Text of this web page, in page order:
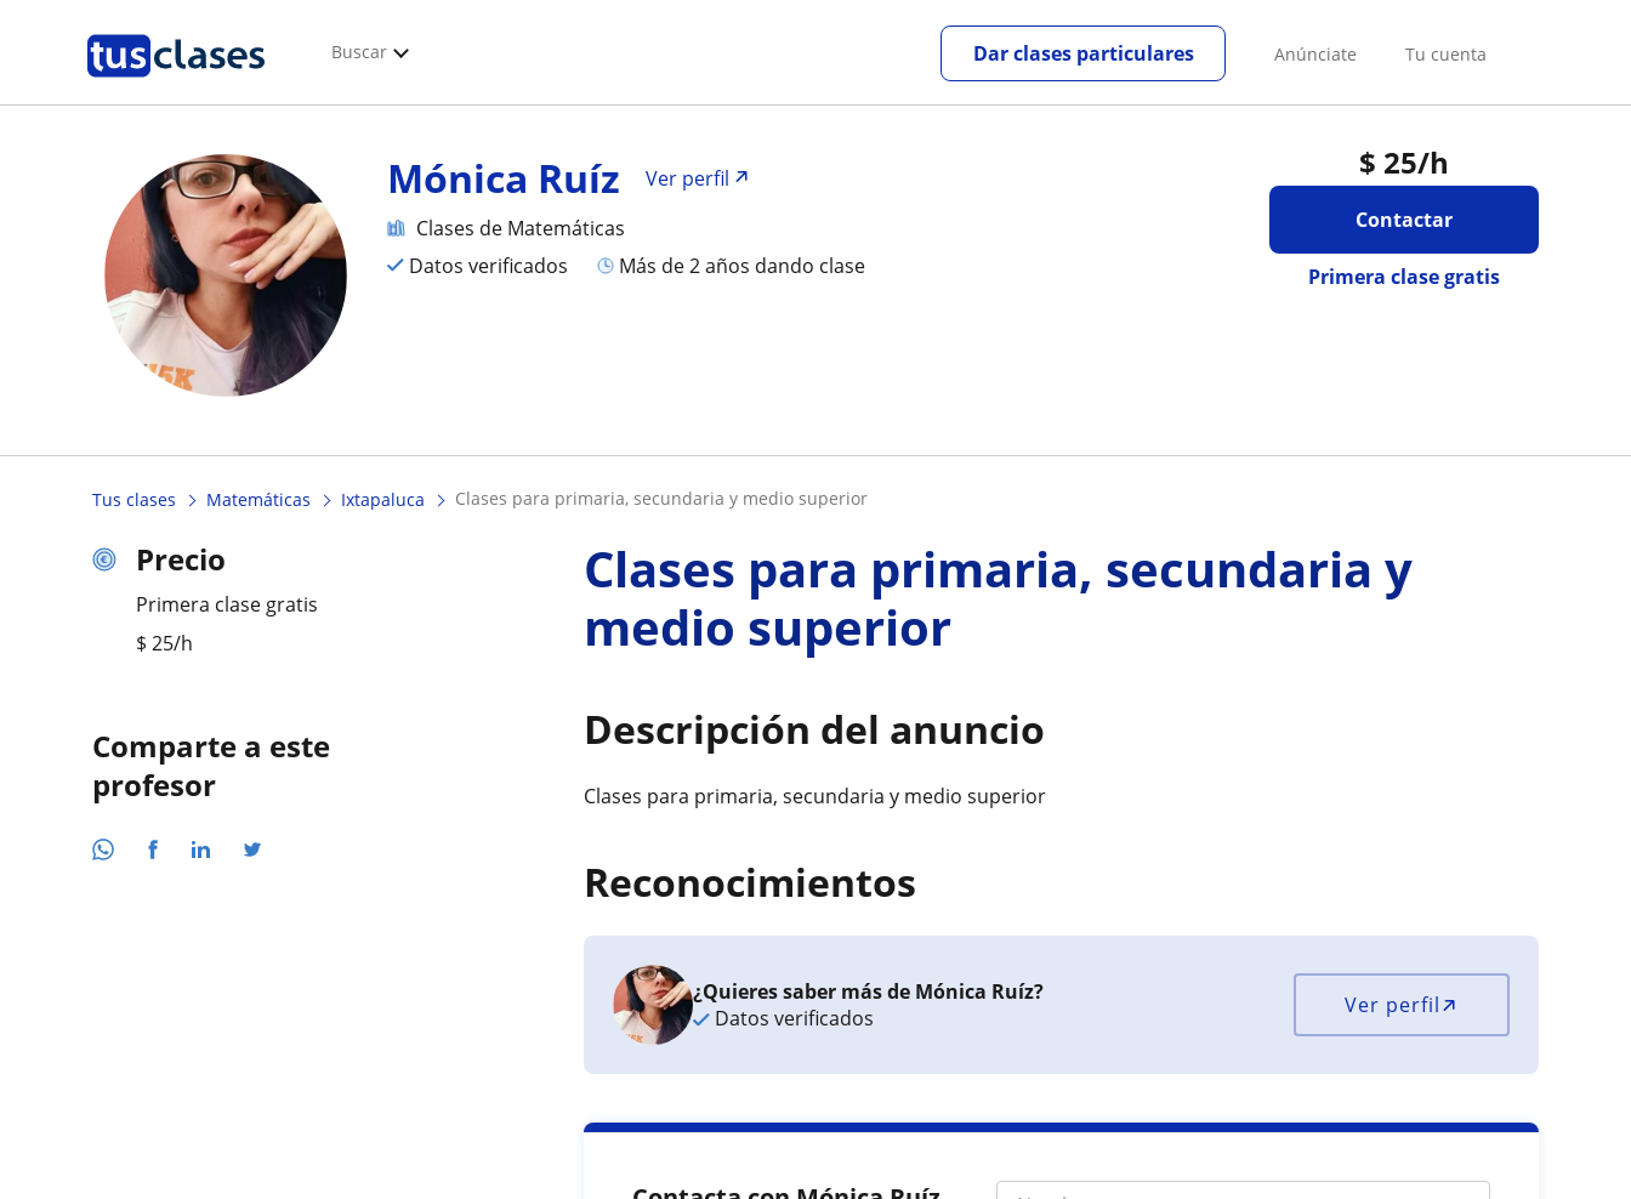
Buscar Anúnciate Tu cuenta
Dar clases particulares
$ 25/h
Contactar
Primera clase gratis
Mónica Ruíz
Ver perfil
Clases de Matemáticas
Datos verificados
más de 2 años dando clase
Tus clases Matemáticas Ixtapaluca clases para primaria, secundaria y medio superior
Precio
Primera clase gratis
$ 25/h
Comparte a este
profesor
Clases para primaria, secundaria y
medio superior
Descripción del anuncio
Clases para primaria, secundaria y medio superior
Reconocimientos
¿Quieres saber más de Mónica Ruíz?
Datos verificados
Ver perfil